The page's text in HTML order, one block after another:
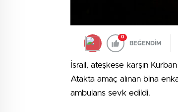
0
BEĞENDİM
İsrail, ateşkese karşın
Atakta amaç alınan bina
ambulans sevk edildi.